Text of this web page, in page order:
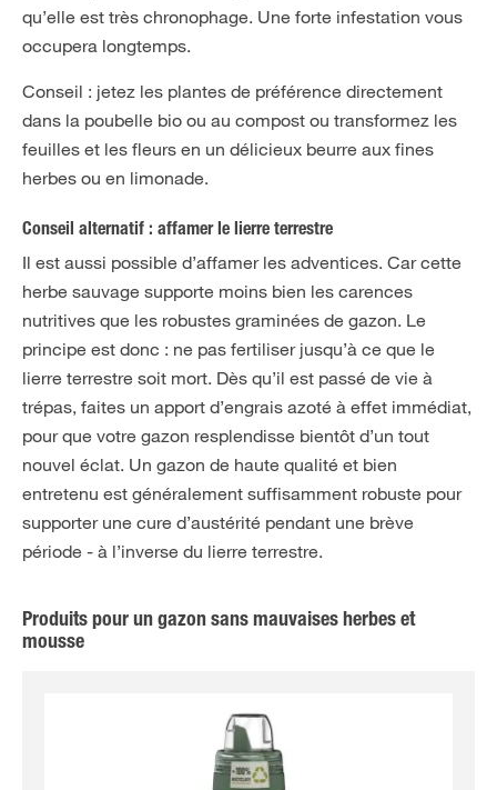
qu’elle est très chronophage. Une forte infestation vous
occupera longtemps.
Conseil : jetez les plantes de préférence directement
dans la poubelle bio ou au compost ou transformez les
feuilles et les fleurs en un délicieux beurre aux fines
herbes ou en limonade.
Conseil alternatif : affamer le lierre terrestre
Il est aussi possible d’affamer les adventices. Car cette
herbe sauvage supporte moins bien les carences
nutritives que les robustes graminées de gazon. Le
principe est donc : ne pas fertiliser jusqu’à ce que le
lierre terrestre soit mort. Dès qu’il est passé de vie à
trépas, faites un apport d’engrais azoté à effet immédiat,
pour que votre gazon resplendisse bientôt d’un tout
nouvel éclat. Un gazon de haute qualité et bien
entretenu est généralement suffisamment robuste pour
supporter une cure d’austérité pendant une brève
période - à l’inverse du lierre terrestre.
Produits pour un gazon sans mauvaises herbes et
mousse